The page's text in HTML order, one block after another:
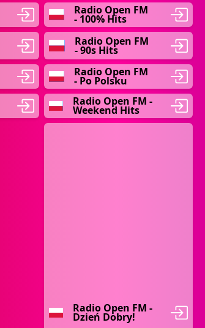
Radio Open FM
- 100% Hits
Radio Open FM
- 90s Hits
Radio Open FM
- Po Polsku
Radio Open FM -
Weekend Hits
Radio Open FM -
Dzień Dobry!